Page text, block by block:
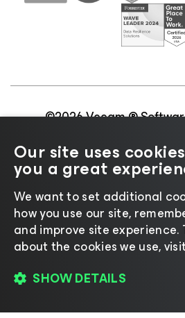
©2026 Veeam ®
Secteur juridique|
Ressources pour les
Changer de
Our site uses
you a great
We want to set additional
how you use our site,
and improve site experience.
about the cookies we use,
SHOW DETAILS